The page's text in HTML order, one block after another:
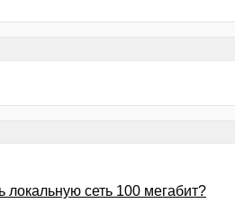
сеть 100 мегабит?